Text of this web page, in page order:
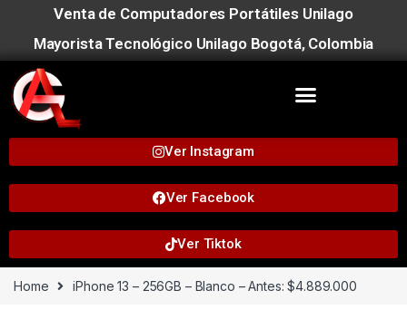
Venta de Computadores Portátiles Unilago
Mayorista Tecnológico Unilago Bogotá, Colombia
Ver Instagram
Ver Facebook
Ver Tiktok
Home iPhone 13 – 256GB – Blanco – Antes: $4.889.000